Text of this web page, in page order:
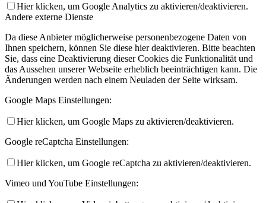
Hier klicken, um Google Analytics zu aktivieren/deaktivieren.
Andere externe Dienste
Da diese Anbieter möglicherweise personenbezogene Daten von
Ihnen speichern, können Sie diese hier deaktivieren. Bitte beachten
Sie, dass eine Deaktivierung dieser Cookies die Funktionalität und
das Aussehen unserer Webseite erheblich beeinträchtigen kann. Die
Änderungen werden nach einem Neuladen der Seite wirksam.
Google Maps Einstellungen:
Hier klicken, um Google Maps zu aktivieren/deaktivieren.
Google reCaptcha Einstellungen:
Hier klicken, um Google reCaptcha zu aktivieren/deaktivieren.
Vimeo und YouTube Einstellungen: